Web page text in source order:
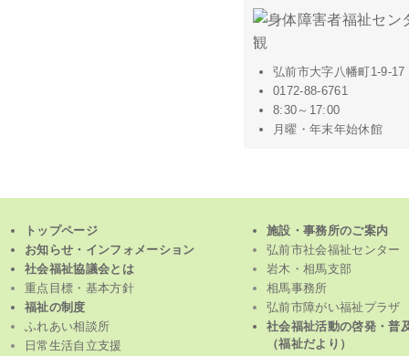
弘前市大字八幡町1-9-17
0172-88-6761
8:30～17:00
月曜・年末年始休館
トップページ
お知らせ・インフォメーション
社会福祉協議会とは
重点目標・基本方針
福祉の制度
ふれあい相談所
日常生活自立支援
施設・事務所のご案内
弘前市社会福祉センター
岩木・相馬支部
相馬事務所
弘前市障がい福祉プラザ
社会福祉活動の啓発・普
（福祉だより）